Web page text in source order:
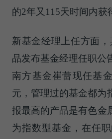
的2年又115天时间内获
新基金经理上任方面
品发布基金经理任职公
南方基金崔蕾现任基
元，管理过的基金都为
报最高的产品是有色金
为指数型基金，在任